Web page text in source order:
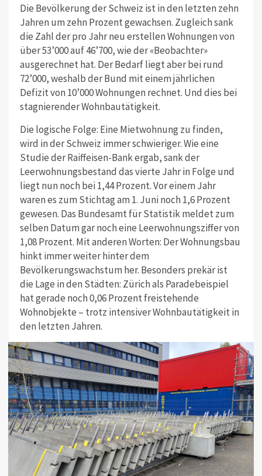
Die Bevölkerung der Schweiz ist in den letzten zehn
Jahren um zehn Prozent gewachsen. Zugleich sank
die Zahl der pro Jahr neu erstellen Wohnungen von
über 53’000 auf 46’700, wie der «Beobachter»
ausgerechnet hat. Der Bedarf liegt aber bei rund
72’000, weshalb der Bund mit einem jährlichen
Defizit von 10’000 Wohnungen rechnet. Und dies bei
stagnierender Wohnbautätigkeit.
Die logische Folge: Eine Mietwohnung zu finden,
wird in der Schweiz immer schwieriger. Wie eine
Studie der Raiffeisen-Bank ergab, sank der
Leerwohnungsbestand das vierte Jahr in Folge und
liegt nun noch bei 1,44 Prozent. Vor einem Jahr
waren es zum Stichtag am 1. Juni noch 1,6 Prozent
gewesen. Das Bundesamt für Statistik meldet zum
selben Datum gar noch eine Leerwohnungsziffer von
1,08 Prozent. Mit anderen Worten: Der Wohnungsbau
hinkt immer weiter hinter dem
Bevölkerungswachstum her. Besonders prekär ist
die Lage in den Städten: Zürich als Paradebeispiel
hat gerade noch 0,06 Prozent freistehende
Wohnobjekte – trotz intensiver Wohnbautätigkeit in
den letzten Jahren.